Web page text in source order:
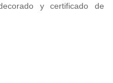
y certificado de